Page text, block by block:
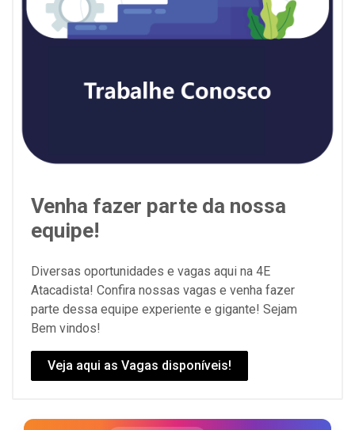
Venha fazer parte da nossa
equipe!
Diversas oportunidades e vagas aqui na 4E
Atacadista! Confira nossas vagas e venha fazer
parte dessa equipe experiente e gigante! Sejam
Bem vindos!
Veja aqui as Vagas disponíveis!